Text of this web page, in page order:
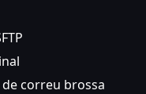
correu brossa